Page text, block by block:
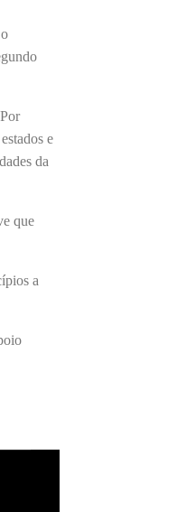
e
da
que
a